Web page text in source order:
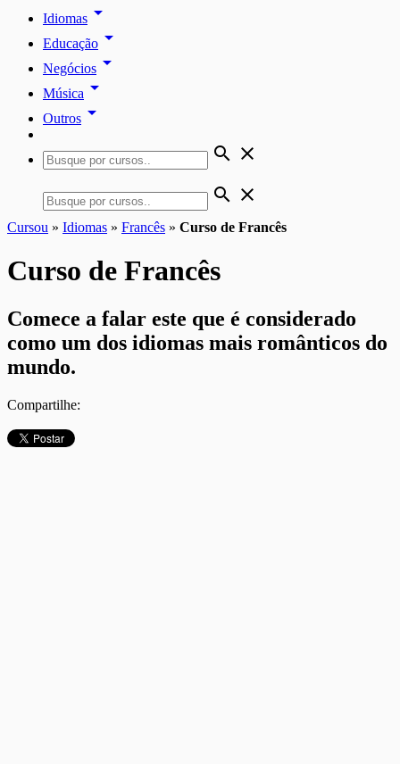
Idiomas arrow_drop_down
Educação arrow_drop_down
Negócios arrow_drop_down
Música arrow_drop_down
Outros arrow_drop_down
search close
search close
Cursou » Idiomas » Francês » Curso de Francês
Curso de Francês
Comece a falar este que é considerado
como um dos idiomas mais românticos do
mundo.
Compartilhe: